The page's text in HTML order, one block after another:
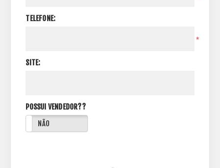
TELEFONE:
*
SITE:
POSSUI VENDEDOR??
NÃO